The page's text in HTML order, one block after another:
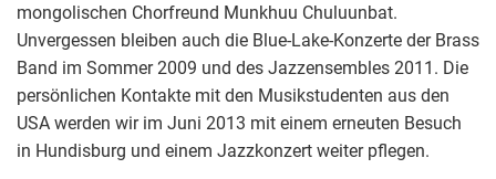
mongolischen Chorfreund Munkhuu Chuluunbat.
Unvergessen bleiben auch die Blue-Lake-Konzerte der Brass
Band im Sommer 2009 und des Jazzensembles 2011. Die
persönlichen Kontakte mit den Musikstudenten aus den
USA werden wir im Juni 2013 mit einem erneuten Besuch
in Hundisburg und einem Jazzkonzert weiter pflegen.